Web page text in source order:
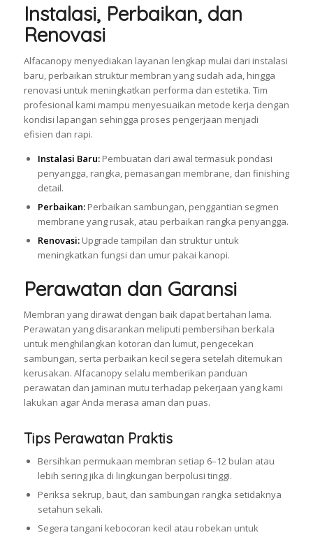
Instalasi, Perbaikan, dan
Renovasi
Alfacanopy menyediakan layanan lengkap mulai dari instalasi
baru, perbaikan struktur membran yang sudah ada, hingga
renovasi untuk meningkatkan performa dan estetika. Tim
profesional kami mampu menyesuaikan metode kerja dengan
kondisi lapangan sehingga proses pengerjaan menjadi
efisien dan rapi.
Instalasi Baru:Pembuatan dari awal termasuk pondasi
penyangga, rangka, pemasangan membrane, dan finishing
detail.
Perbaikan:Perbaikan sambungan, penggantian segmen
membrane yang rusak, atau perbaikan rangka penyangga.
Renovasi:Upgrade tampilan dan struktur untuk
meningkatkan fungsi dan umur pakai kanopi.
Perawatan dan Garansi
Membran yang dirawat dengan baik dapat bertahan lama.
Perawatan yang disarankan meliputi pembersihan berkala
untuk menghilangkan kotoran dan lumut, pengecekan
sambungan, serta perbaikan kecil segera setelah ditemukan
kerusakan. Alfacanopy selalu memberikan panduan
perawatan dan jaminan mutu terhadap pekerjaan yang kami
lakukan agar Anda merasa aman dan puas.
Tips Perawatan Praktis
Bersihkan permukaan membran setiap 6–12 bulan atau
lebih sering jika di lingkungan berpolusi tinggi.
Periksa sekrup, baut, dan sambungan rangka setidaknya
setahun sekali.
Segera tangani kebocoran kecil atau robekan untuk